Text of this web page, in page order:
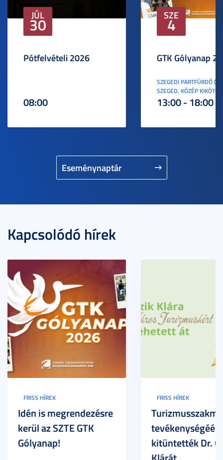
Eseménynaptár
JÚL
30
Pótfelvételi 2026
08:00
SZE
4
GTK Gólyanap
SZEGEDI PARTFÜRDŐ
SZEGED, KÖZÉP KIKÖTŐ
13:00 - 18:00
Kapcsolódó hírek
FRISS HÍREK
Idén is megrendezésre
kerül az SZTE GTK
Gólyanap!
FRISS HÍREK
tevékenységéért
kitüntették Dr.